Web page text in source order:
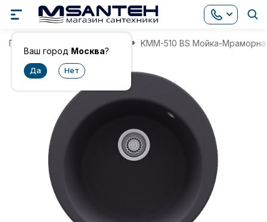
Ваш город Москва?
Главная KMM-510 BS Мойка-